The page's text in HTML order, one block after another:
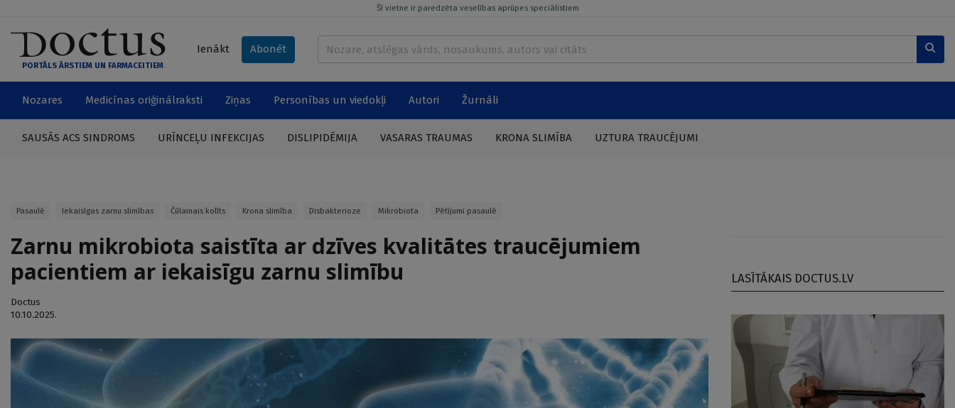
Šī vietne ir paredzēta veselības aprūpes speciālistiem
PORTĀLS ĀRSTIEM UN FARMACEITIEM
Ienākt Abonēt
Nozares Medicīnas oriģinālraksti Ziņas Personības un viedokļi Autori Žurnāli
SAUSĀS ACS SINDROMS URĪNCEĻU INFEKCIJAS DISLIPIDĒMIJA VASARAS TRAUMAS KRONA SLIMĪBA UZTURA TRAUCĒJUMI
Pasaulē Iekaisīgas zarnu slimības Čūlainais kolīts Krona slimība Disbakterioze Mikrobiota Pētījumi pasaulē
Zarnu mikrobiota saistīta ar dzīves kvalitātes traucējumiem
pacientiem ar iekaisīgu zarnu slimību
Doctus
10.10.2025.
LASĪTĀKAIS DOCTUS.LV